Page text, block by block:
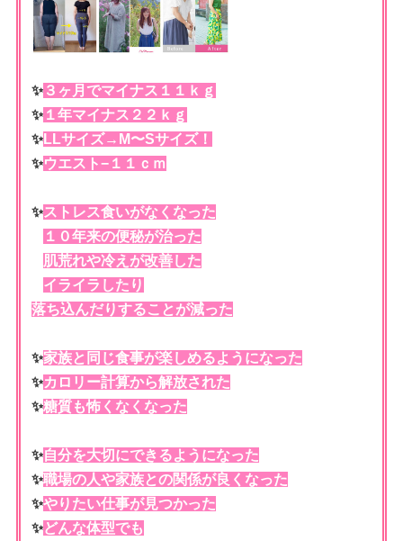
✨ ３ヶ月でマイナス１１ｋｇ
✨ １年マイナス２２ｋｇ
✨LLサイズ→M〜Sサイズ！
✨ウエスト−１１ｃｍ
✨ストレス食いがなくなった
１０年来の便秘が治った
肌荒れや冷えが改善した
イライラしたり
落ち込んだりすることが減った
✨家族と同じ食事が楽しめるようになった
✨カロリー計算から解放された
✨糖質も怖くなくなった
✨自分を大切にできるようになった
✨職場の人や家族との関係が良くなった
✨やりたい仕事が見つかった
✨どんな体型でも